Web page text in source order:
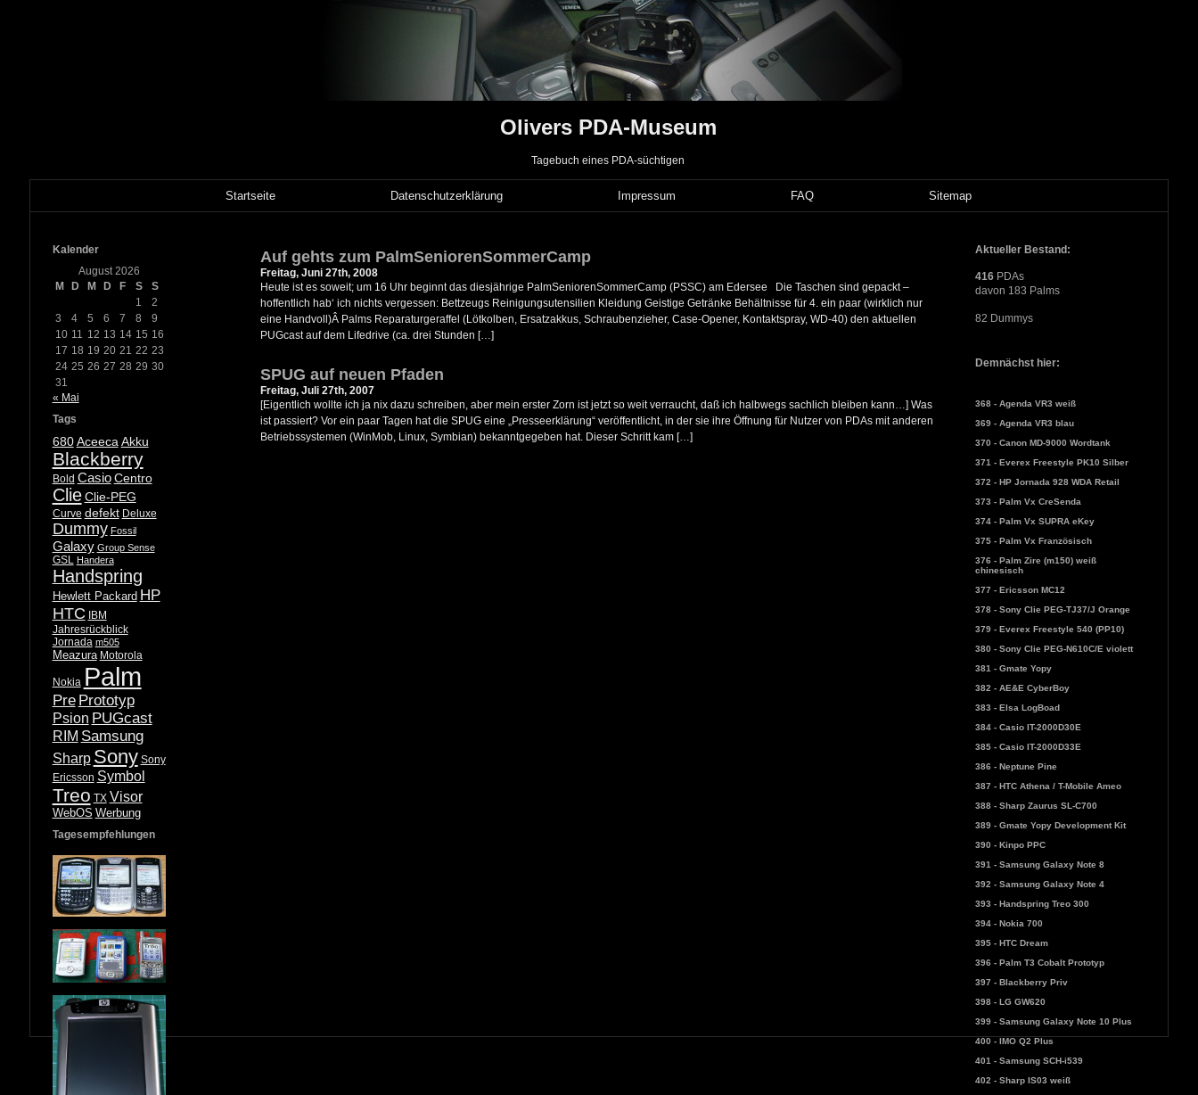
Olivers PDA-Museum
Tagebuch eines PDA-süchtigen
Startseite Datenschutzerklärung Impressum FAQ Sitemap
Kalender
August 2026
M
D M D F S
S
1
2
3
4 5 6 7 8
9
10 11 12 13 14 15 16
17 18 19 20 21 22 23
24 25 26 27 28 29 30
31
« Mai
Tags
680 Aceeca Akku
Blackberry
Bold Casio Centro
Clie Clie-PEG
Curve defekt Deluxe
Dummy Fossil
Galaxy Group Sense
GSL Handera
Handspring
Hewlett Packard HP
HTC
IBM
Jahresrückblick
Jornada m505
Meazura Motorola
Nokia Palm
Pre Prototyp
Psion PUGcast
RIM Samsung
Sharp Sony Sony
Ericsson Symbol
Treo TX Visor
WebOS Werbung
Tagesempfehlungen
Aktueller Bestand:
416PDAs
davon 183 Palms
82 Dummys
Demnächst hier:
368 - Agenda VR3 weiß
369 - Agenda VR3 blau
370 - Canon MD-9000 Wordtank
371 - Everex Freestyle PK10 Silber
372 - HP Jornada 928 WDA Retail
373 - Palm Vx CreSenda
374 - Palm Vx SUPRA eKey
375 - Palm Vx Französisch
376 - Palm Zire (m150) weiß
chinesisch
377 - Ericsson MC12
378 - Sony Clie PEG-TJ37/J Orange
379 - Everex Freestyle 540 (PP10)
380 - Sony Clie PEG-N610C/E violett
381 - Gmate Yopy
382 - AE&E CyberBoy
383 - Elsa LogBoad
384 - Casio IT-2000D30E
385 - Casio IT-2000D33E
386 - Neptune Pine
387 - HTC Athena / T-Mobile Ameo
388 - Sharp Zaurus SL-C700
389 - Gmate Yopy Development Kit
390 - Kinpo PPC
391 - Samsung Galaxy Note 8
392 - Samsung Galaxy Note 4
393 - Handspring Treo 300
394 - Nokia 700
395 - HTC Dream
396 - Palm T3 Cobalt Prototyp
397 - Blackberry Priv
398 - LG GW620
399 - Samsung Galaxy Note 10 Plus
400 - IMO Q2 Plus
401 - Samsung SCH-i539
402 - Sharp IS03 weiß
Auf gehts zum PalmSeniorenSommerCamp
Freitag, Juni 27th, 2008
Heute ist es soweit; um 16 Uhr beginnt das diesjährige PalmSeniorenSommerCamp (PSSC) am Edersee Die Taschen sind gepackt –
hoffentlich hab‘ ich nichts vergessen: Bettzeugs Reinigungsutensilien Kleidung Geistige Getränke Behältnisse für 4. ein paar (wirklich nur
eine Handvoll)Â Palms Reparaturgeraffel (Lötkolben, Ersatzakkus, Schraubenzieher, Case-Opener, Kontaktspray, WD-40) den aktuellen
PUGcast auf dem Lifedrive (ca. drei Stunden […]
SPUG auf neuen Pfaden
Freitag, Juli 27th, 2007
[Eigentlich wollte ich ja nix dazu schreiben, aber mein erster Zorn ist jetzt so weit verraucht, daß ich halbwegs sachlich bleiben kann…] Was
ist passiert? Vor ein paar Tagen hat die SPUG eine „Presseerklärung“ veröffentlicht, in der sie ihre Öffnung für Nutzer von PDAs mit anderen
Betriebssystemen (WinMob, Linux, Symbian) bekanntgegeben hat. Dieser Schritt kam […]